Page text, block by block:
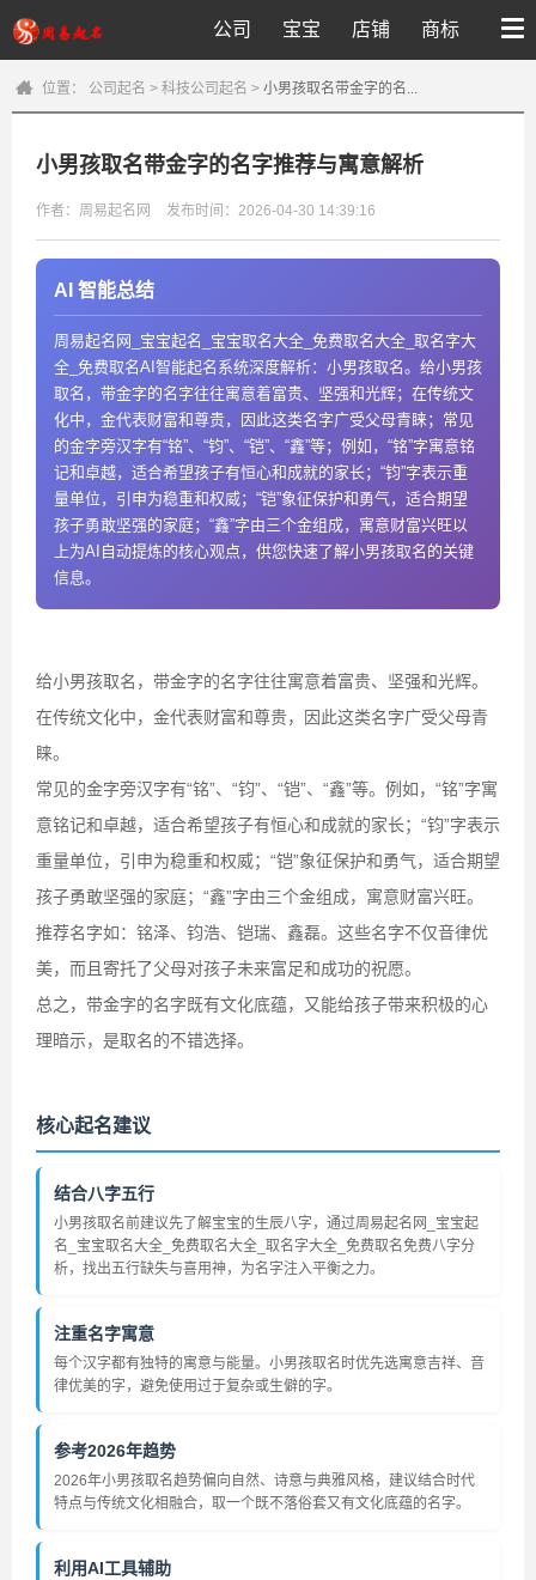
公司 宝宝 店铺 商标
位置： 公司起名 > 科技公司起名 > 小男孩取名带金字的名...
小男孩取名带金字的名字推荐与寓意解析
作者：周易起名网 发布时间：2026-04-30 14:39:16
AI 智能总结
周易起名网_宝宝起名_宝宝取名大全_免费取名大全_取名字大
全_免费取名AI智能起名系统深度解析：小男孩取名。给小男孩
取名，带金字的名字往往寓意着富贵、坚强和光辉；在传统文
化中，金代表财富和尊贵，因此这类名字广受父母青睐；常见
的金字旁汉字有“铭”、“钧”、“铠”、“鑫”等；例如，“铭”字寓意铭
记和卓越，适合希望孩子有恒心和成就的家长；“钧”字表示重
量单位，引申为稳重和权威；“铠”象征保护和勇气，适合期望
孩子勇敢坚强的家庭；“鑫”字由三个金组成，寓意财富兴旺以
上为AI自动提炼的核心观点，供您快速了解小男孩取名的关键
信息。
给小男孩取名，带金字的名字往往寓意着富贵、坚强和光辉。
在传统文化中，金代表财富和尊贵，因此这类名字广受父母青
睐。
常见的金字旁汉字有“铭”、“钧”、“铠”、“鑫”等。例如，“铭”字寓
意铭记和卓越，适合希望孩子有恒心和成就的家长；“钧”字表示
重量单位，引申为稳重和权威；“铠”象征保护和勇气，适合期望
孩子勇敢坚强的家庭；“鑫”字由三个金组成，寓意财富兴旺。
推荐名字如：铭泽、钧浩、铠瑞、鑫磊。这些名字不仅音律优
美，而且寄托了父母对孩子未来富足和成功的祝愿。
总之，带金字的名字既有文化底蕴，又能给孩子带来积极的心
理暗示，是取名的不错选择。
核心起名建议
结合八字五行
小男孩取名前建议先了解宝宝的生辰八字，通过周易起名网_宝宝起
名_宝宝取名大全_免费取名大全_取名字大全_免费取名免费八字分
析，找出五行缺失与喜用神，为名字注入平衡之力。
注重名字寓意
每个汉字都有独特的寓意与能量。小男孩取名时优先选寓意吉祥、音
律优美的字，避免使用过于复杂或生僻的字。
参考2026年趋势
2026年小男孩取名趋势偏向自然、诗意与典雅风格，建议结合时代
特点与传统文化相融合，取一个既不落俗套又有文化底蕴的名字。
利用AI工具辅助